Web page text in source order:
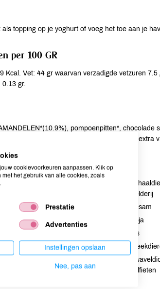
als topping op je yoghurt of voeg het toe aan je
per 100 GR
Kcal. Vet: 44 gr waarvan verzadigde vetzuren
0.13 gr.
pompoenpitten*, chocolade
tijgernoten*, lijnzaad*, agave siroop*, olijfolie extra
kan bevatten
kan bevatten
niet aanwezig
Selderij
Sesam
Soja
Vis
sulfieten
cookievoorkeuren aanpassen. Klik op
met het gebruik van alle cookies, zoals
.
Prestatie
Advertenties
Instellingen opslaan
Nee, pas aan